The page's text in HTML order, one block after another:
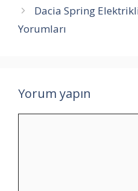
Dacia Spring Elektrikli
Yorumları
Yorum yapın